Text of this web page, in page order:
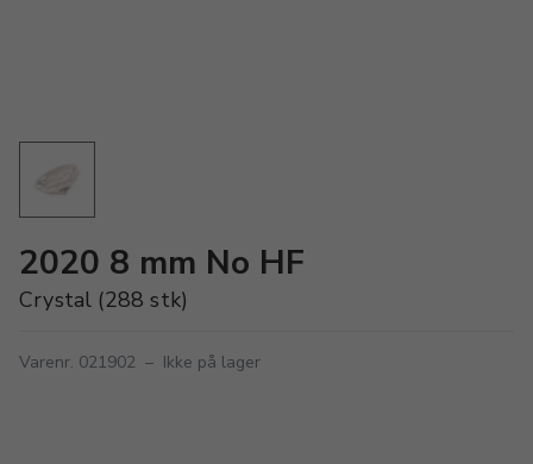
2020 8 mm No HF
Crystal (288 stk)
Varenr. 021902 – Ikke på lager